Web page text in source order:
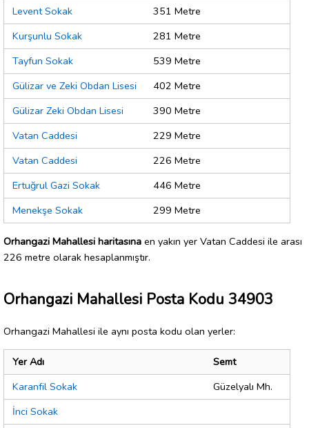
Levent Sokak
351 Metre
Kurşunlu Sokak
281 Metre
Tayfun Sokak
539 Metre
Gülizar ve Zeki Obdan Lisesi
402 Metre
Gülizar Zeki Obdan Lisesi
390 Metre
Vatan Caddesi
229 Metre
Vatan Caddesi
226 Metre
Ertuğrul Gazi Sokak
446 Metre
Menekşe Sokak
299 Metre
Orhangazi Mahallesi haritasına en yakın yer Vatan Caddesi ile arası
226 metre olarak hesaplanmıştır.
Orhangazi Mahallesi Posta Kodu 34903
Orhangazi Mahallesi ile aynı posta kodu olan yerler:
Yer Adı
Semt
Karanfil Sokak
Güzelyalı Mh.
İnci Sokak